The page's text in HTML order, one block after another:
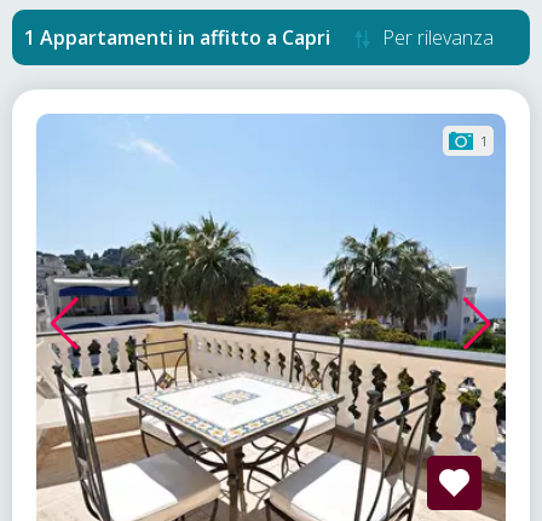
Appartamenti in affitto a Capri Per rilevanza
1